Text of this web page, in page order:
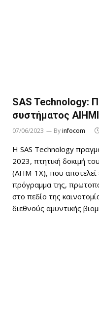
SAS Technology:
συστήματος
07/06/2023 Byinfocom
H SAS Technology
2023, πτητική δοκιμή
(AHM-1X), που
πρόγραμμα της,
στο πεδίο της
διεθνούς αμυντικής